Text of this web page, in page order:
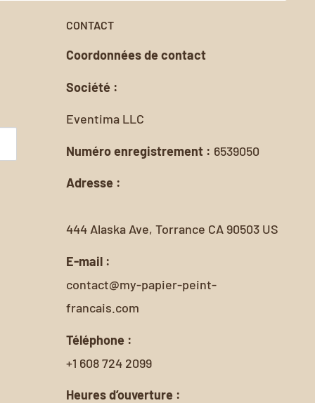
CONTACT
Coordonnées de contact
Société :
Eventima LLC
Numéro enregistrement : 6539050
Adresse :
444 Alaska Ave, Torrance CA 90503 US
E-mail :
contact@my-papier-peint-
francais.com
Téléphone :
+1 608 724 2099
Heures d’ouverture :